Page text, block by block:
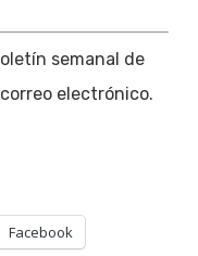
semanal de
electrónico.
Facebook